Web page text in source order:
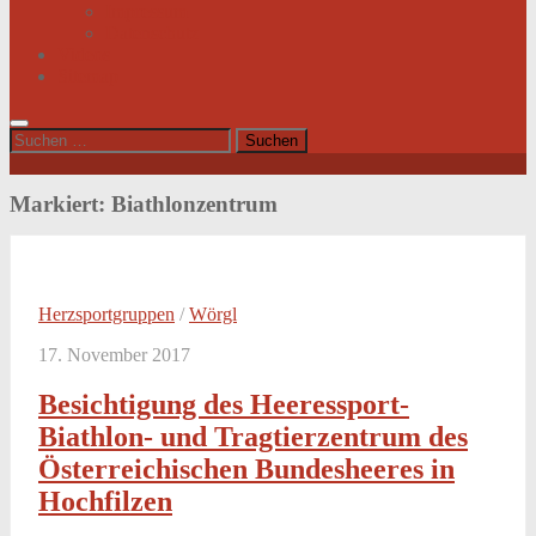
Suchen
nach:
Markiert: Biathlonzentrum
Herzsportgruppen /Wörgl
17. November 2017
Besichtigung des Heeressport-
Biathlon- und Tragtierzentrum des
Österreichischen Bundesheeres in
Hochfilzen